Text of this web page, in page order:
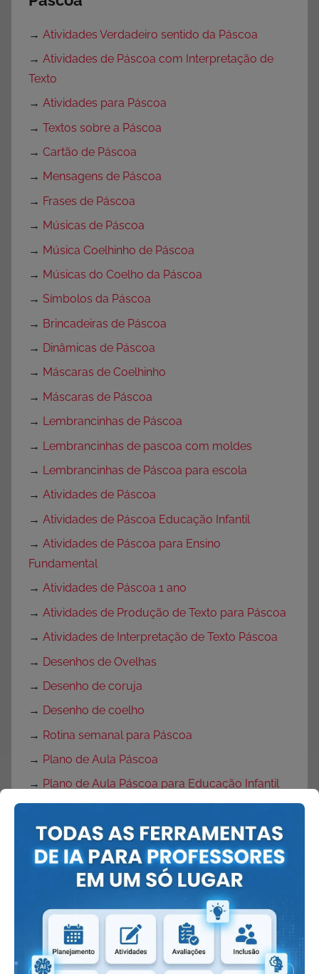
→ Atividades Verdadeiro sentido da Páscoa
→ Atividades de Páscoa com Interpretação de
Texto
→ Atividades para Páscoa
→ Textos sobre a Páscoa
→ Cartão de Páscoa
→ Mensagens de Páscoa
→ Frases de Páscoa
→ Músicas de Páscoa
→ Música Coelhinho de Páscoa
→ Músicas do Coelho da Páscoa
→ Símbolos da Páscoa
→ Brincadeiras de Páscoa
→ Dinâmicas de Páscoa
→ Máscaras de Coelhinho
→ Máscaras de Páscoa
→ Lembrancinhas de Páscoa
→ Lembrancinhas de pascoa com moldes
→ Lembrancinhas de Páscoa para escola
→ Atividades de Páscoa
→ Atividades de Páscoa Educação Infantil
→ Atividades de Páscoa para Ensino
Fundamental
→ Atividades de Páscoa 1 ano
→ Atividades de Produção de Texto para Páscoa
→ Atividades de Interpretação de Texto Páscoa
→ Desenhos de Ovelhas
→ Desenho de coruja
→ Desenho de coelho
→ Rotina semanal para Páscoa
→ Plano de Aula Páscoa
→ Plano de Aula Páscoa para Educação Infantil
Fundamental
→Projeto Páscoa
Projeto Páscoa para Ensino Fundamental
Projeto Páscoa Educação Infantil
Portas Decoradas para Páscoa
→Mural de Páscoa para Educação Infantil